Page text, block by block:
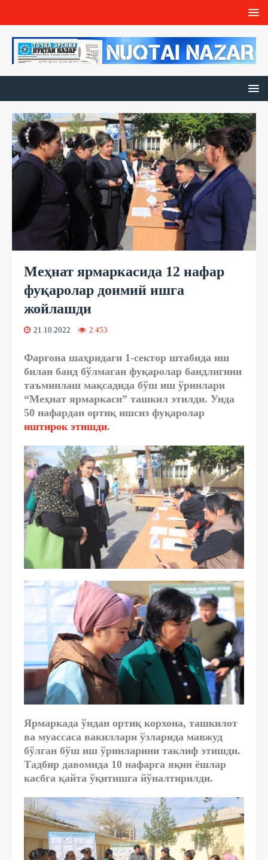
Меҳнат ярмаркасида 12 нафар
фуқаролар доимий ишга
жойлашди
21.10.2022 2 453
Фарғона шаҳридаги 1-сектор штабида иш
билан банд бўлмаган фуқаролар бандлигини
таъминлаш мақсадида бўш иш ўринлари
“Меҳнат ярмаркаси” ташкил этилди. Унда
50 нафардан ортиқ ишсиз фуқаролар
иштирок этишди.
Ярмаркада ўндан ортиқ корхона, ташкилот
ва муассаса вакиллари ўзларида мавжуд
бўлган бўш иш ўринларини таклиф этишди.
Тадбир давомида 10 нафарга яқин ёшлар
касбга қайта ўқитишга йўналтирилди.